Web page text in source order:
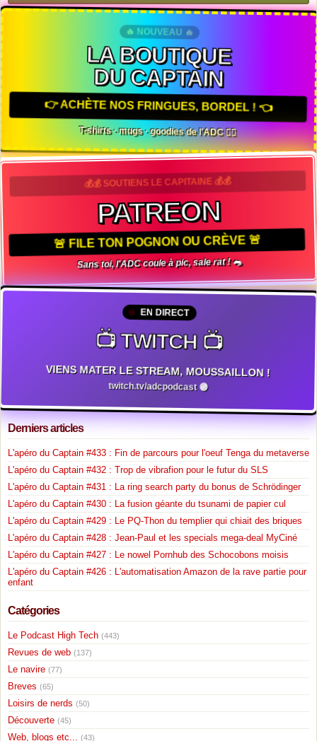
🔥 NOUVEAU 🔥
LA BOUTIQUE
DU CAPTAIN
👉 ACHÈTE NOS FRINGUES, BORDEL ! 👈
T-shirts · mugs · goodies de l'ADC 🏴‍☠️
💰💰 SOUTIENS LE CAPITAINE 💰💰
PATREON
🚨 FILE TON POGNON OU CRÈVE 🚨
Sans toi, l'ADC coule à pic, sale rat ! 🐀
EN DIRECT
📺 TWITCH 📺
VIENS MATER LE STREAM, MOUSSAILLON !
twitch.tv/adcpodcast 🟣
Derniers articles
L'apéro du Captain #433 : Fin de parcours pour l'oeuf Tenga du metaverse
L'apéro du Captain #432 : Trop de vibrafion pour le futur du SLS
L'apéro du Captain #431 : La ring search party du bonus de Schrödinger
L'apéro du Captain #430 : La fusion géante du tsunami de papier cul
L'apéro du Captain #429 : Le PQ-Thon du templier qui chiait des briques
L'apéro du Captain #428 : Jean-Paul et les specials mega-deal MyCiné
L'apéro du Captain #427 : Le nowel Pornhub des Schocobons moisis
L'apéro du Captain #426 : L'automatisation Amazon de la rave partie pour
enfant
Catégories
Le Podcast High Tech (443)
Revues de web (137)
Le navire (77)
Breves (65)
Loisirs de nerds (50)
Découverte (45)
Web, blogs etc... (43)